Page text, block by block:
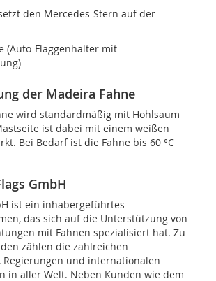
den Mercedes-Stern auf der
(Auto-Flaggenhalter mit
der Madeira Fahne
wird standardmäßig mit Hohlsaum
ist dabei mit einem weißen
Bei Bedarf ist die Fahne bis 60 °C
GmbH
ist ein inhabergeführtes
das sich auf die Unterstützung von
mit Fahnen spezialisiert hat. Zu
zählen die zahlreichen
und internationalen
in aller Welt. Neben Kunden wie dem